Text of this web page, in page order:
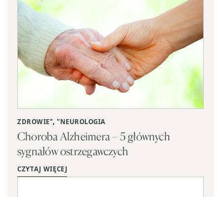
ZDROWIE", "NEUROLOGIA
Choroba Alzheimera – 5 głównych
sygnałów ostrzegawczych
CZYTAJ WIĘCEJ